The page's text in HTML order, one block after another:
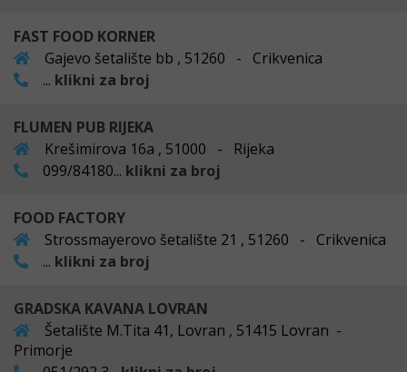
FAST FOOD KORNER
Gajevo šetalište bb , 51260 - Crikvenica
... klikni za broj
FLUMEN PUB RIJEKA
Krešimirova 16a , 51000 - Rijeka
099/84180... klikni za broj
FOOD FACTORY
Strossmayerovo šetalište 21 , 51260 - Crikvenica
... klikni za broj
GRADSKA KAVANA LOVRAN
Šetalište M.Tita 41, Lovran , 51415 Lovran -
Primorje